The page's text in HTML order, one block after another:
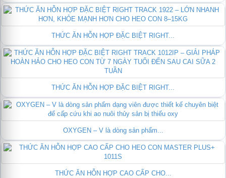
THỨC ĂN HỖN HỢP ĐẶC BIỆT RIGHT...
THỨC ĂN HỖN HỢP ĐẶC BIỆT RIGHT...
OXYGEN – V là dòng sản phẩm...
THỨC ĂN HỖN HỢP CAO CẤP CHO...